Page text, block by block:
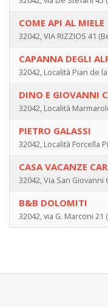
COME API AL MIELE
32042, VIA RIZZIOS 41
CAPANNA DEGLI
32042, Località Pian de
DINO E GIOVANNI
32042, Località
PIETRO GALASSI
32042, Località Forcella
CASA VACANZE
32042, Via San Giovanni
B&B DOLOMITI
32042, via G. Marconi 21